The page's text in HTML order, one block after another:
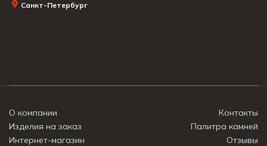
Санкт-Петербург
О компании
Контакты
Изделия на заказ
Палитра камней
Интернет-магазин
Отзывы